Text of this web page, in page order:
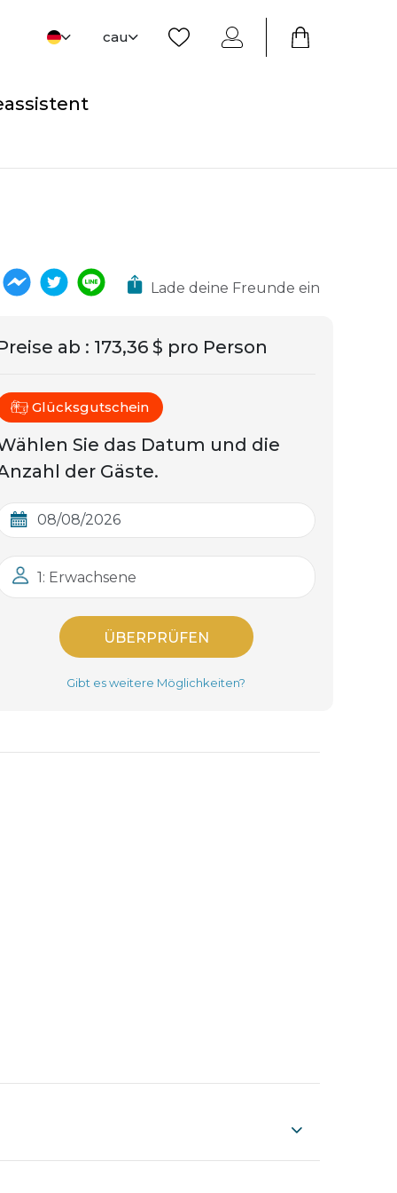
cau
Lade deine Freunde ein
ab : 173,36 $ pro Person
Glücksgutschein
Sie das Datum und die
der Gäste.
1: Erwachsene
ÜBERPRÜFEN
Gibt es weitere Möglichkeiten?